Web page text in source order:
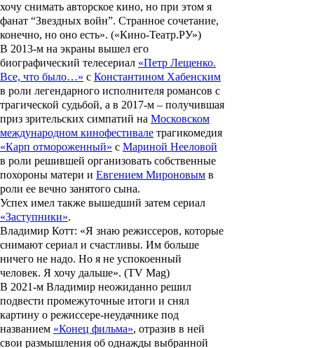
хочу снимать авторское кино, но при этом я
фанат “Звездных войн”. Странное сочетание,
конечно, но оно есть». («Кино-Театр.РУ»)
В 2013-м на экраны вышел его
биографический телесериал «Петр Лещенко.
Все, что было…» с Константином Хабенским
в роли легендарного исполнителя романсов с
трагической судьбой, а в 2017-м – получившая
приз зрительских симпатий на Московском
международном кинофестивале трагикомедия
«Карп отмороженный» с Мариной Нееловой
в роли решившей организовать собственные
похороны матери и Евгением Мироновым в
роли ее вечно занятого сына.
Успех имел также вышедший затем сериал
«Заступники».
Владимир Котт: «Я знаю режиссеров, которые
снимают сериал и счастливы. Им больше
ничего не надо. Но я не успокоенный
человек. Я хочу дальше». (TV Mag)
В 2021-м Владимир неожиданно решил
подвести промежуточные итоги и снял
картину о режиссере-неудачнике под
названием «Конец фильма», отразив в ней
свои размышления об однажды выбранной